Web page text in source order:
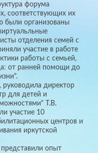
форума
соответствующих их
были организованы
отделения семей с
участие в работе
работы с семьей,
от ранней помощи до
директор
для детей и
Т.В.
участие 10
центров и
иркутской
опыт